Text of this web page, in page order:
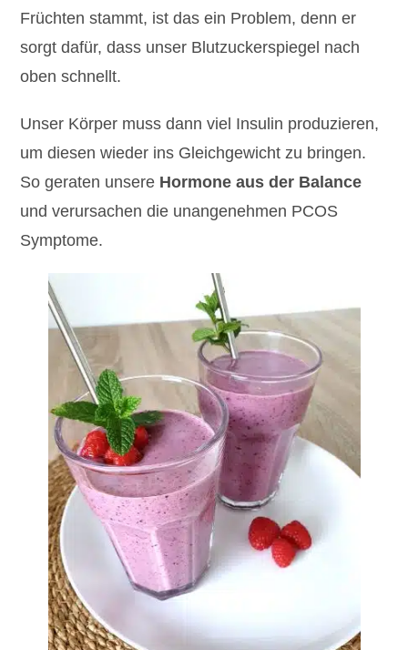
Früchten stammt, ist das ein Problem, denn er
sorgt dafür, dass unser Blutzuckerspiegel nach
oben schnellt.
Unser Körper muss dann viel Insulin produzieren,
um diesen wieder ins Gleichgewicht zu bringen.
So geraten unsere Hormone aus der Balance
und verursachen die unangenehmen PCOS
Symptome.